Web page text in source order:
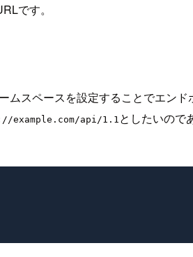
です。
スペースを設定することでエン
example.com/api/1.1 としたいので